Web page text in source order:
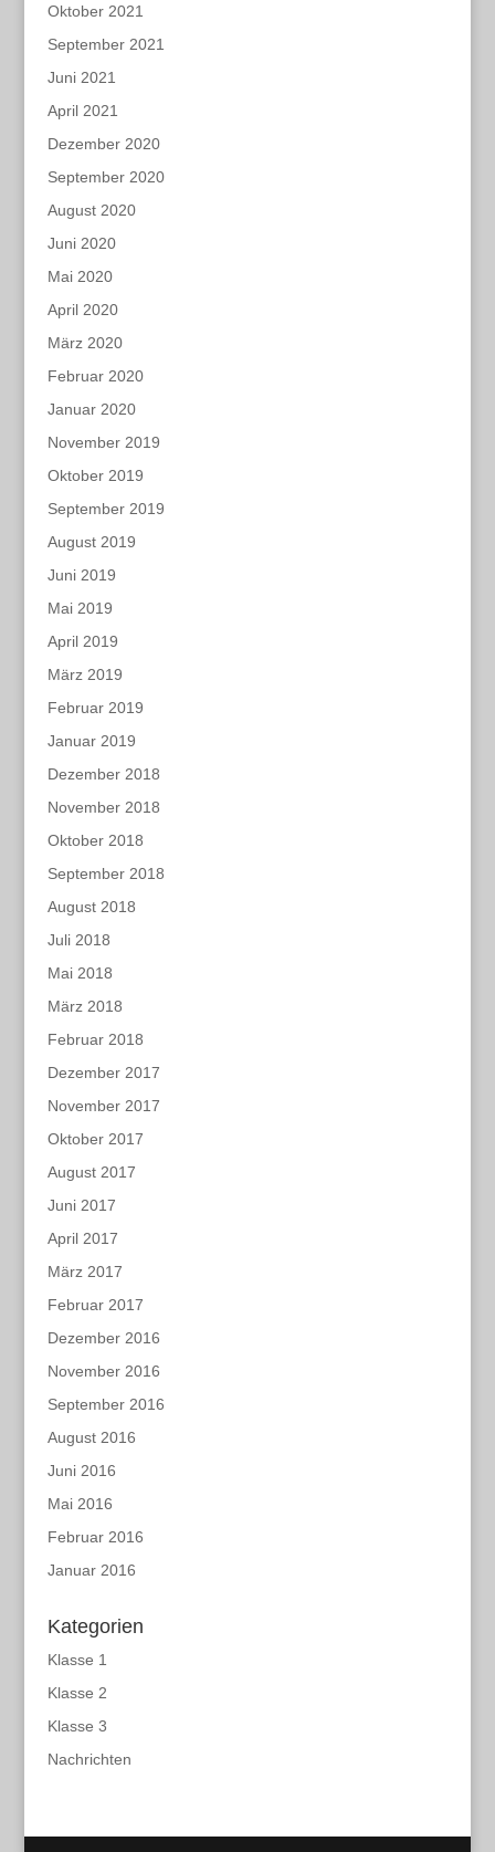
Oktober 2021
September 2021
Juni 2021
April 2021
Dezember 2020
September 2020
August 2020
Juni 2020
Mai 2020
April 2020
März 2020
Februar 2020
Januar 2020
November 2019
Oktober 2019
September 2019
August 2019
Juni 2019
Mai 2019
April 2019
März 2019
Februar 2019
Januar 2019
Dezember 2018
November 2018
Oktober 2018
September 2018
August 2018
Juli 2018
Mai 2018
März 2018
Februar 2018
Dezember 2017
November 2017
Oktober 2017
August 2017
Juni 2017
April 2017
März 2017
Februar 2017
Dezember 2016
November 2016
September 2016
August 2016
Juni 2016
Mai 2016
Februar 2016
Januar 2016
Kategorien
Klasse 1
Klasse 2
Klasse 3
Nachrichten